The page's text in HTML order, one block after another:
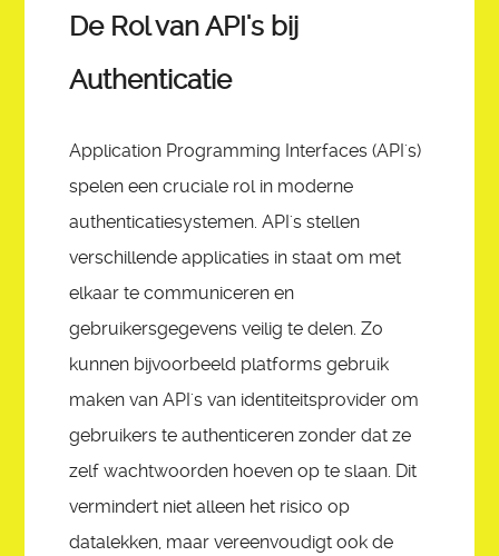
De Rol van API's bij
Authenticatie
Application Programming Interfaces (API's)
spelen een cruciale rol in moderne
authenticatiesystemen. API's stellen
verschillende applicaties in staat om met
elkaar te communiceren en
gebruikersgegevens veilig te delen. Zo
kunnen bijvoorbeeld platforms gebruik
maken van API's van identiteitsprovider om
gebruikers te authenticeren zonder dat ze
zelf wachtwoorden hoeven op te slaan. Dit
vermindert niet alleen het risico op
datalekken, maar vereenvoudigt ook de